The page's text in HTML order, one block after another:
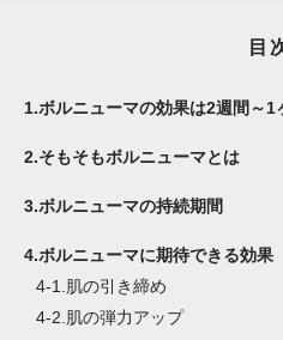
目
1.ボルニューマの効果は2週間～
2.そもそもボルニューマとは
3.ボルニューマの持続期間
4.ボルニューマに期待できる効果
4-1. 肌の引き締め
4-2. 肌の弾力アップ